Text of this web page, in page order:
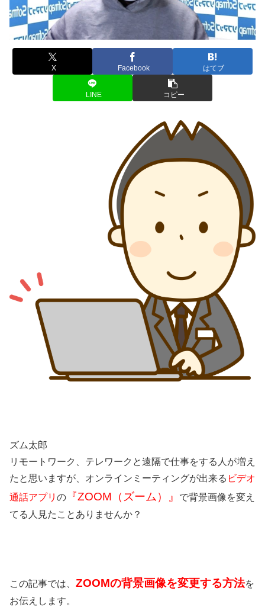
X Facebook はてブ
LINE コピー
ズム太郎
リモートワーク、テレワークと遠隔で仕事をする人が増え
たと思いますが、オンラインミーティングが出来る ビデオ
通話アプリ の 『ZOOM（ズーム）』
で背景画像を変え
てる人見たことありませんか？
この記事では、 ZOOMの背景画像を変更する方法を
お伝えします。